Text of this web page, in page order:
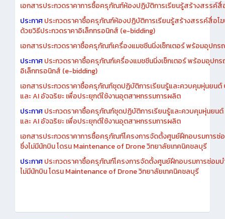
เอกสารประกวดราคาการซื้อครุภัณฑ์ห้องปฏิบัติการเรียนรู้สร้างสรรค์
ประกาศประกวดราคาซื้อครุภัณฑ์ห้องปฏิบัติการเรียนรู้สร้างสรรค์สื่อโ
ด้วยวิธีประกวดราคาอิเล็กทรอนิกส์ (e-bidding)
เอกสารประกวดราคาซื้อครุภัณฑ์เครื่องแมชชีนนิ่งเซ็กเตอร์ พร้อมอุปก
ประกาศประกวดราคาซื้อครุภัณฑ์เครื่องแมชชีนนิ่งเซ็กเตอร์ พร้อมอุปก
อิเล็กทรอนิกส์ (e-bidding)
เอกสารประกวดราคาซื้อครุภัณฑ์ชุดปฏิบัติการเรียนรู้และควบคุมหุ่นยน
และ AI อัจฉริยะ เพื่อประยุกต์ใช้งานอุตสาหกรรมการผลิต
ประกาศประกวดราคาซื้อครุภัณฑ์ชุดปฏิบัติการเรียนรู้และควบคุมหุ่นยน
และ AI อัจฉริยะ เพื่อประยุกต์ใช้งานอุตสาหกรรมการผลิต
เอกสารประกวดราคาการซื้อครุภัณฑ์โครงการจัดตั้งศูนย์ฝึกอบรมการซ่
ซึ่งไม่มีนักบิน โดรน Maintenance of Drone วิทยาลัยเทคนิคชลบุรี
ประกาศประกวดราคาซื้อครุภัณฑ์โครงการจัดตั้งศูนย์ฝึกอบรมการซ่อมบ
ไม่มีนักบิน โดรน Maintenance of Drone วิทยาลัยเทคนิคชลบุรี